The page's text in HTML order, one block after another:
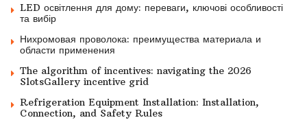
LED освітлення для дому: переваги, ключові особливості
та вибір
Нихромовая проволока: преимущества материала и
области применения
The algorithm of incentives: navigating the 2026
SlotsGallery incentive grid
Refrigeration Equipment Installation: Installation,
Connection, and Safety Rules